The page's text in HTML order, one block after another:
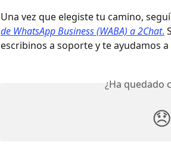
Una vez que elegiste tu camino,
de WhatsApp Business (WABA) a 2Chat.
escribinos a soporte y te ayudamos a
¿Ha quedado
😞